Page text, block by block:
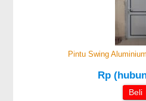
Pintu Swing
Rp
Beli